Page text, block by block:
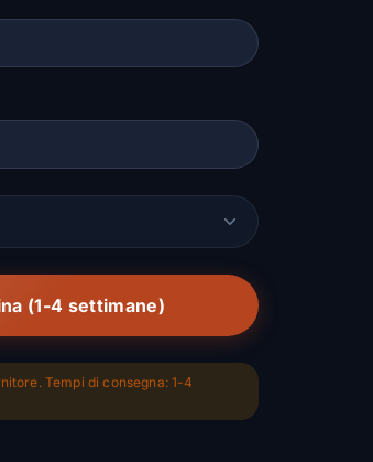
(1-4 settimane)
Tempi di consegna: 1-4